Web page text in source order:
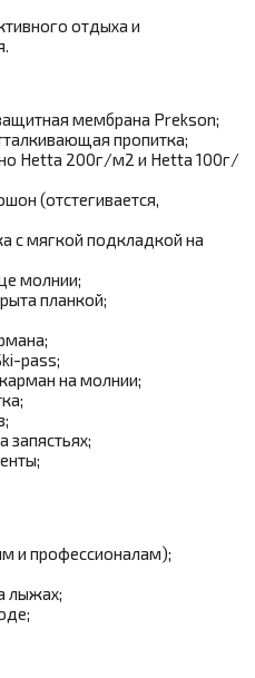
отдыха и
мембрана Prekson;
пропитка;
Hetta 200г/м2 и Hetta 100г/
(отстегивается,
с мягкой подкладкой на
молнии;
планкой;
pass;
на молнии;
запястьях;
и профессионалам);
лыжах;